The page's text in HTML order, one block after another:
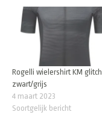
Rogelli wielershirt KM glitch
zwart/grijs
4 maart 2023
Soortgelijk bericht